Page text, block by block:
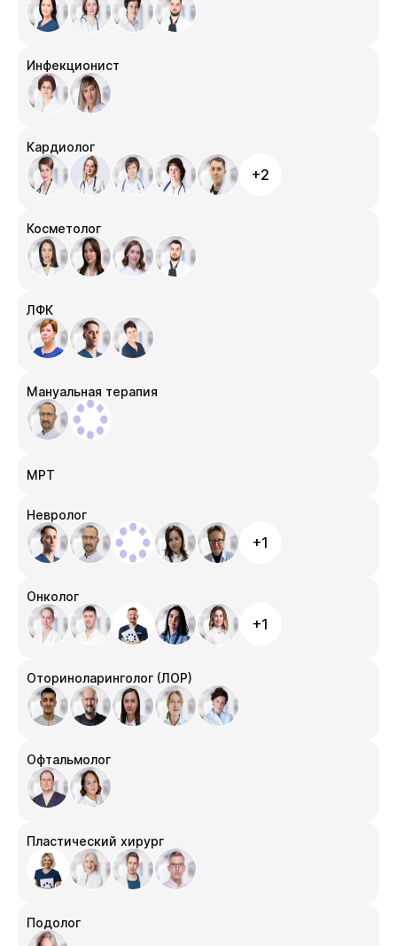
Инфекционист
Кардиолог
+2
Косметолог
ЛФК
Мануальная терапия
МРТ
Невролог
+1
Онколог
+1
Оториноларинголог (ЛОР)
Офтальмолог
Пластический хирург
Подолог